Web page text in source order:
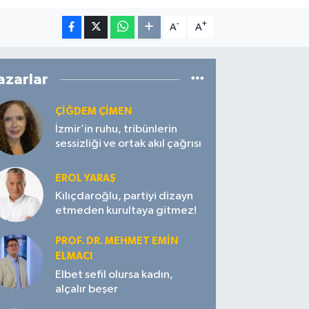
A- A+
ÇIĞDEM ÇIMEN
İzmir’in ruhu, tribünlerin
sessizliği ve ortak akıl çağrısı
EROL YARAŞ
Kılıçdaroğlu, partiyi dizayn
etmeden kurultaya gitmez!
PROF. DR. MEHMET EMIN
ELMACI
Elbet sefil olursa kadın,
alçalır beşer